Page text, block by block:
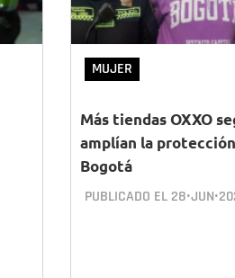
MUJER
Más tiendas OXXO
amplían la
Bogotá
PUBLICADO EL